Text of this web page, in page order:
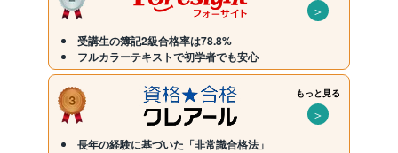
＞
受講生の簿記2級合格率は78.8%
フルカラーテキストで初学者でも安心
もっと見る
＞
長年の経験に基づいた「非常識合格法」